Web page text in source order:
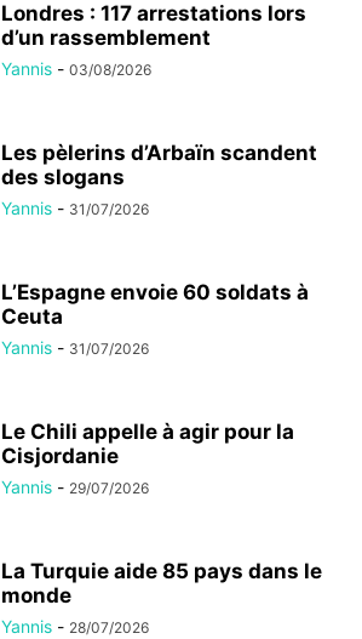
Londres : 117 arrestations lors
d’un rassemblement
Yannis - 03/08/2026
Les pèlerins d’Arbaïn scandent
des slogans
Yannis - 31/07/2026
L’Espagne envoie 60 soldats à
Ceuta
Yannis - 31/07/2026
Le Chili appelle à agir pour la
Cisjordanie
Yannis - 29/07/2026
La Turquie aide 85 pays dans le
monde
Yannis - 28/07/2026